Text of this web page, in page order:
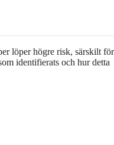
löper högre risk, särskilt
identifierats och hur detta